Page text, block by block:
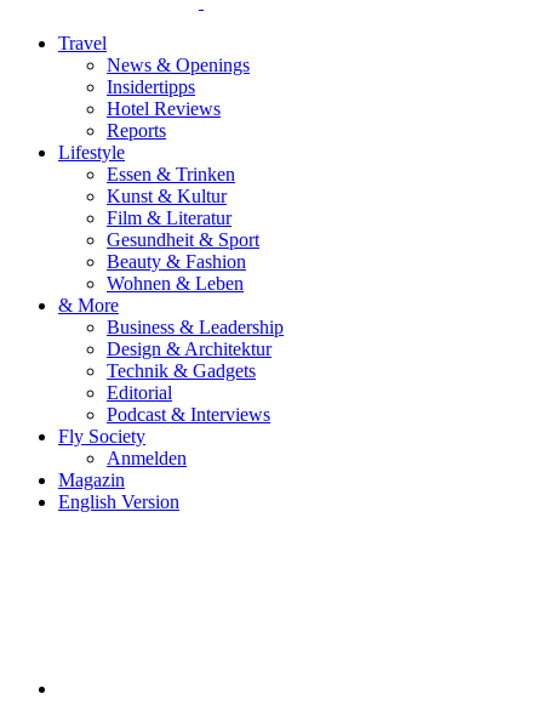
Travel
News & Openings
Insidertipps
Hotel Reviews
Reports
Lifestyle
Essen & Trinken
Kunst & Kultur
Film & Literatur
Gesundheit & Sport
Beauty & Fashion
Wohnen & Leben
& More
Business & Leadership
Design & Architektur
Technik & Gadgets
Editorial
Podcast & Interviews
Fly Society
Anmelden
Magazin
English Version